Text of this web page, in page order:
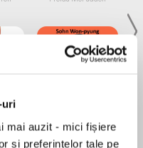
mai auzit - mici fișiere
și preferințelor tale pe
Sohn Won-pyung